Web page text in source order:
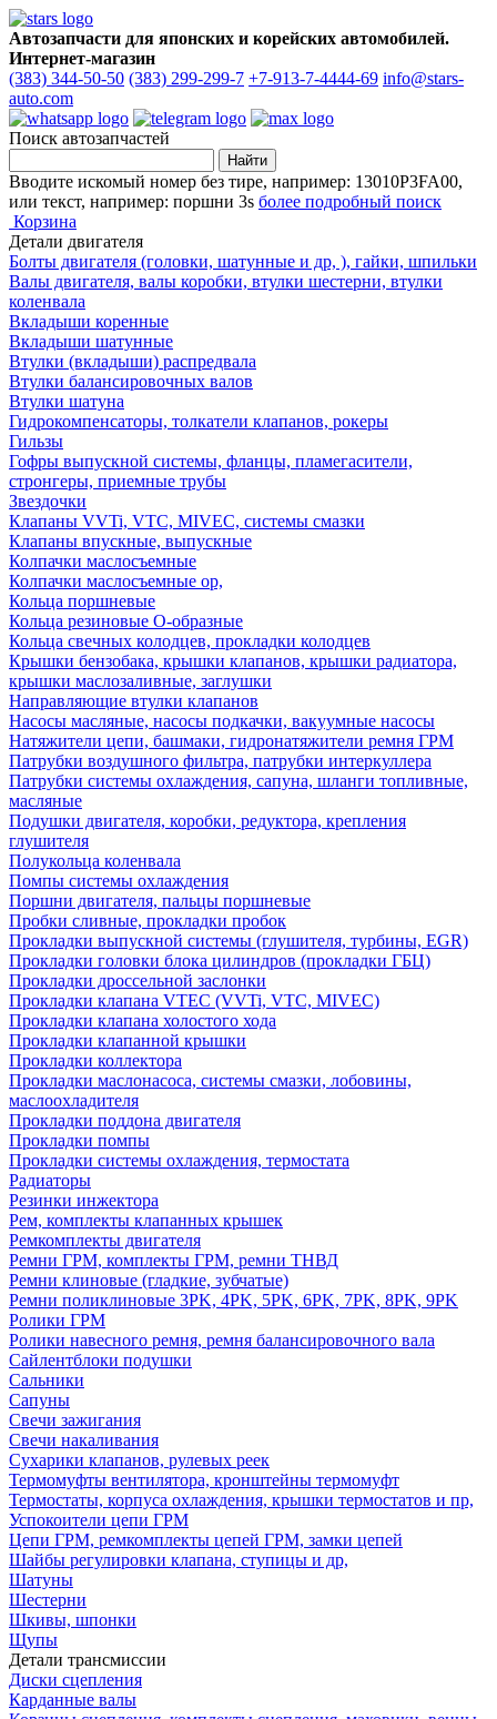
Автозапчасти для японских и корейских автомобилей.
Интернет-магазин
(383) 344-50-50 (383) 299-299-7 +7-913-7-4444-69 info@stars-
auto.com
Поиск автозапчастей
Вводите искомый номер без тире, например: 13010P3FA00,
или текст, например: поршни 3s более подробный поиск
Корзина
Детали двигателя
Болты двигателя (головки, шатунные и др, ), гайки, шпильки
Валы двигателя, валы коробки, втулки шестерни, втулки
коленвала
Вкладыши коренные
Вкладыши шатунные
Втулки (вкладыши) распредвала
Втулки балансировочных валов
Втулки шатуна
Гидрокомпенсаторы, толкатели клапанов, рокеры
Гильзы
Гофры выпускной системы, фланцы, пламегасители,
стронгеры, приемные трубы
Звездочки
Клапаны VVTi, VTC, MIVEC, системы смазки
Клапаны впускные, выпускные
Колпачки маслосъемные
Колпачки маслосъемные ор,
Кольца поршневые
Кольца резиновые О-образные
Кольца свечных колодцев, прокладки колодцев
Крышки бензобака, крышки клапанов, крышки радиатора,
крышки маслозаливные, заглушки
Направляющие втулки клапанов
Насосы масляные, насосы подкачки, вакуумные насосы
Натяжители цепи, башмаки, гидронатяжители ремня ГРМ
Патрубки воздушного фильтра, патрубки интеркуллера
Патрубки системы охлаждения, сапуна, шланги топливные,
масляные
Подушки двигателя, коробки, редуктора, крепления
глушителя
Полукольца коленвала
Помпы системы охлаждения
Поршни двигателя, пальцы поршневые
Пробки сливные, прокладки пробок
Прокладки выпускной системы (глушителя, турбины, EGR)
Прокладки головки блока цилиндров (прокладки ГБЦ)
Прокладки дроссельной заслонки
Прокладки клапана VTEC (VVTi, VTC, MIVEC)
Прокладки клапана холостого хода
Прокладки клапанной крышки
Прокладки коллектора
Прокладки маслонасоса, системы смазки, лобовины,
маслоохладителя
Прокладки поддона двигателя
Прокладки помпы
Прокладки системы охлаждения, термостата
Радиаторы
Резинки инжектора
Рем, комплекты клапанных крышек
Ремкомплекты двигателя
Ремни ГРМ, комплекты ГРМ, ремни ТНВД
Ремни клиновые (гладкие, зубчатые)
Ремни поликлиновые 3PK, 4PK, 5PK, 6PK, 7PK, 8PK, 9PK
Ролики ГРМ
Ролики навесного ремня, ремня балансировочного вала
Сайлентблоки подушки
Сальники
Сапуны
Свечи зажигания
Свечи накаливания
Сухарики клапанов, рулевых реек
Термомуфты вентилятора, кронштейны термомуфт
Термостаты, корпуса охлаждения, крышки термостатов и пр,
Успокоители цепи ГРМ
Цепи ГРМ, ремкомплекты цепей ГРМ, замки цепей
Шайбы регулировки клапана, ступицы и др,
Шатуны
Шестерни
Шкивы, шпонки
Щупы
Детали трансмиссии
Диски сцепления
Карданные валы